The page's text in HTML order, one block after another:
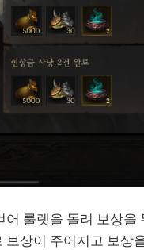
룰렛을 돌려 보상을
상이 주어지고 보상